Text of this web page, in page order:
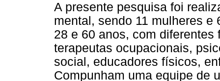
A presente pesquisa foi
mental, sendo 11 mulheres
28 e 60 anos, com
terapeutas ocupacionais,
social, educadores físicos,
Compunham uma equipe de